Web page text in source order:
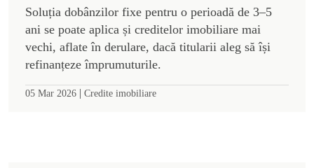
Soluția dobânzilor fixe pentru o perioadă de 3–5
ani se poate aplica și creditelor imobiliare mai
vechi, aflate în derulare, dacă titularii aleg să își
refinanțeze împrumuturile.
05 Mar 2026 | Credite imobiliare